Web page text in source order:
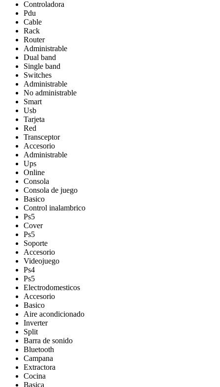
Controladora
Pdu
Cable
Rack
Router
Administrable
Dual band
Single band
Switches
Administrable
No administrable
Smart
Usb
Tarjeta
Red
Transceptor
Accesorio
Administrable
Ups
Online
Consola
Consola de juego
Basico
Control inalambrico
Ps5
Cover
Ps5
Soporte
Accesorio
Videojuego
Ps4
Ps5
Electrodomesticos
Accesorio
Basico
Aire acondicionado
Inverter
Split
Barra de sonido
Bluetooth
Campana
Extractora
Cocina
Basica